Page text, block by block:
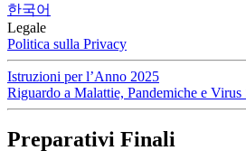
한국어
Legale
Politica sulla Privacy
Istruzioni per l’Anno 2025
Riguardo a Malattie, Pandemiche e Virus
Preparativi Finali